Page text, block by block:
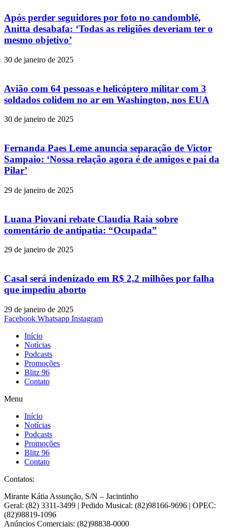
Após perder seguidores por foto no candomblé,
Anitta desabafa: ‘Todas as religiões deveriam ter o
mesmo objetivo’
30 de janeiro de 2025
Avião com 64 pessoas e helicóptero militar com 3
soldados colidem no ar em Washington, nos EUA
30 de janeiro de 2025
Fernanda Paes Leme anuncia separação de Victor
Sampaio: ‘Nossa relação agora é de amigos e pai da
Pilar’
29 de janeiro de 2025
Luana Piovani rebate Claudia Raia sobre
comentário de antipatia: “Ocupada”
29 de janeiro de 2025
Casal será indenizado em R$ 2,2 milhões por falha
que impediu aborto
29 de janeiro de 2025
Facebook Whatsapp Instagram
Início
Notícias
Podcasts
Promoções
Blitz 96
Contato
Menu
Início
Notícias
Podcasts
Promoções
Blitz 96
Contato
Contatos:
Mirante Kátia Assunção, S/N – Jacintinho
Geral: (82) 3311-3499 | Pedido Musical: (82)98166-9696 | OPEC:
(82)98819-1096
Anúncios Comerciais: (82)98838-0000